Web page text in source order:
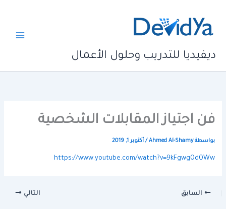
المحتوى
ديفيديا للتدريب وحلول الأعمال
فن اجتياز المقابلات الشخصية
بواسطة Ahmed Al-Shamy
/أكتوبر 1, 2019
https://www.youtube.com/watch?v=9kFgwg0d0Ww
السابق التالي